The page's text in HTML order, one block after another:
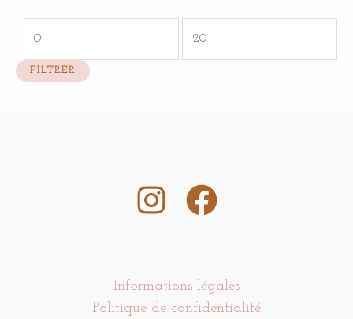
FILTRER
Informations légales
Politique de confidentialité